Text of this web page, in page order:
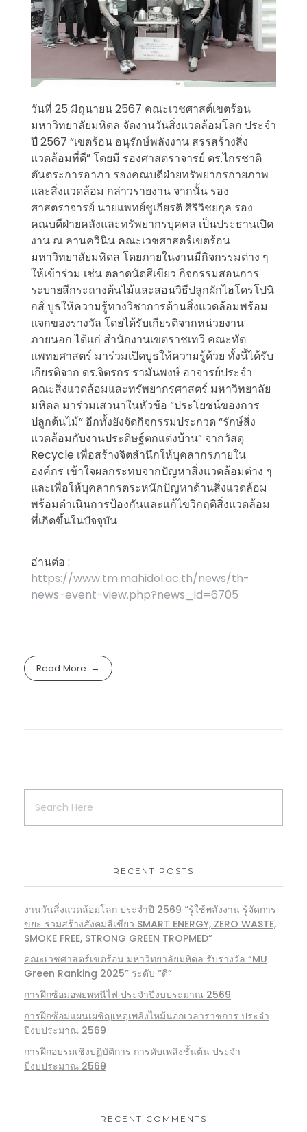
วันที่ 25 มิถุนายน 2567 คณะเวชศาสต์เขตร้อน
มหาวิทยาลัยมหิดล จัดงานวันสิ่งแวดล้อมโลก ประจำ
ปี 2567 “เขตร้อน อนุรักษ์พลังงาน สรรสร้างสิ่ง
แวดล้อมที่ดี” โดยมี รองศาสตราจารย์ ดร.ไกรชาติ
ตันตระการอาภา รองคณบดีฝ่ายทรัพยากรกายภาพ
และสิ่งแวดล้อม กล่าวรายงาน จากนั้น รอง
ศาสตราจารย์ นายแพทย์ชูเกียรติ ศิริวิชยกุล รอง
คณบดีฝ่ายคลังและทรัพยากรบุคคล เป็นประธานเปิด
งาน ณ ลานควินิน คณะเวชศาสตร์เขตร้อน
มหาวิทยาลัยมหิดล โดยภายในงานมีกิจกรรมต่าง ๆ
ให้เข้าร่วม เช่น ตลาดนัดสีเขียว กิจกรรมสอนการ
ระบายสีกระถางต้นไม้และสอนวิธีปลูกผักไฮโดรโปนิ
กส์ บูธให้ความรู้ทางวิชาการด้านสิ่งแวดล้อมพร้อม
แจกของรางวัล โดยได้รับเกียรติจากหน่วยงาน
ภายนอก ได้แก่ สำนักงานเขตราชเทวี คณะทัต
แพทยศาสตร์ มาร่วมเปิดบูธให้ความรู้ด้วย ทั้งนี้ได้รับ
เกียรติจาก ดร.จิตรกร รามันพงษ์ อาจารย์ประจำ
คณะสิ่งแวดล้อมและทรัพยากรศาสตร์ มหาวิทยาลัย
มหิดล มาร่วมเสวนาในหัวข้อ “ประโยชน์ของการ
ปลูกต้นไม้” อีกทั้งยังจัดกิจกรรมประกวด “รักษ์สิ่ง
แวดล้อมกับงานประดิษฐ์ตกแต่งบ้าน” จากวัสดุ
Recycle เพื่อสร้างจิตสำนึกให้บุคลากรภายใน
องค์กร เข้าใจผลกระทบจากปัญหาสิ่งแวดล้อมต่าง ๆ
และเพื่อให้บุคลากรตระหนักปัญหาด้านสิ่งแวดล้อม
พร้อมดำเนินการป้องกันและแก้ไขวิกฤติสิ่งแวดล้อม
ที่เกิดขึ้นในปัจจุบัน
อ่านต่อ :
https://www.tm.mahidol.ac.th/news/th-
news-event-view.php?news_id=6705
Read More
RECENT POSTS
งานวันสิ่งแวดล้อมโลก ประจำปี 2569 “รู้ใช้พลังงาน รู้จัดการ
ขยะ ร่วมสร้างสังคมสีเขียว SMART ENERGY, ZERO WASTE,
SMOKE FREE, STRONG GREEN TROPMED”
คณะเวชศาสตร์เขตร้อน มหาวิทยาลัยมหิดล รับรางวัล “MU
Green Ranking 2025” ระดับ “ดี”
การฝึกซ้อมอพยพหนีไฟ ประจำปีงบประมาณ 2569
การฝึกซ้อมแผนเผชิญเหตุเพลิงไหม้นอกเวลาราชการ ประจำ
ปีงบประมาณ 2569
การฝึกอบรมเชิงปฏิบัติการ การดับเพลิงชั้นต้น ประจำ
ปีงบประมาณ 2569
RECENT COMMENTS